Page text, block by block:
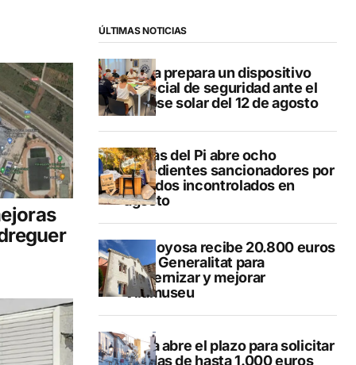
ÚLTIMAS NOTICIAS
Xàbia prepara un dispositivo
especial de seguridad ante el
eclipse solar del 12 de agosto
L’Alfàs del Pi abre ocho
expedientes sancionadores por
vertidos incontrolados en
agosto
Villajoyosa recibe 20.800 euros
de la Generalitat para
modernizar y mejorar
Vilamuseu
Altea abre el plazo para solicitar
ayudas de hasta 1.000 euros